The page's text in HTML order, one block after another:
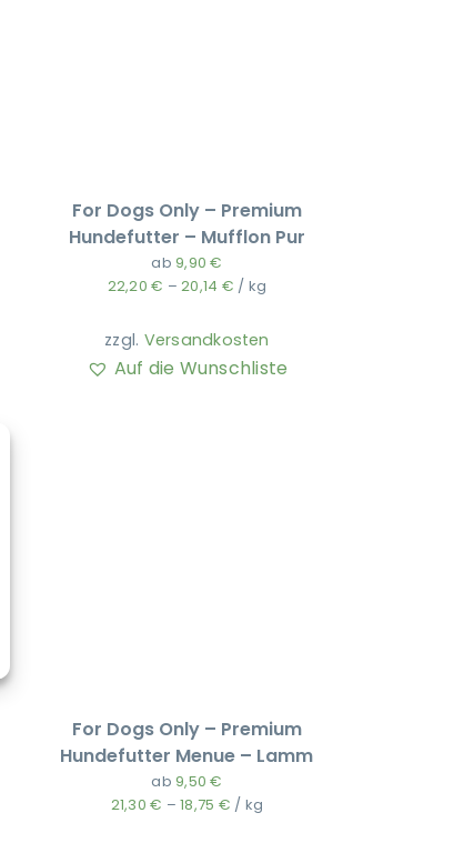
For Dogs Only – Premium
Hundefutter – Mufflon Pur
ab 9,90€
22,20€ –20,14 € / kg
zzgl. Versandkosten
Auf die Wunschliste
For Dogs Only – Premium
Hundefutter Menue – Lamm
ab 9,50€
21,30€ –18,75 € / kg